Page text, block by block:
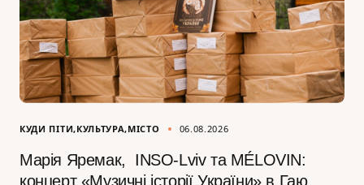
КУДИ ПІТИ КУЛЬТУРА МІСТО 06.08.2026
Марія Яремак, INSO-Lviv та MÉLOVIN:
концерт «Музичні історії України» в Гаю